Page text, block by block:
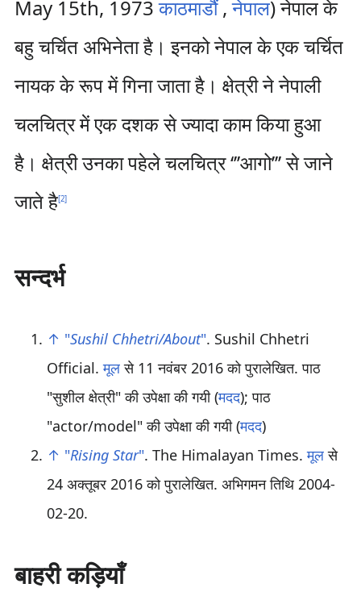
May 15th, 1973काठमाडौं,नेपाल) नेपाल के
बहु चर्चित अभिनेता है। इनको नेपाल के एक चर्चित
नायक के रूप में गिना जाता है। क्षेत्री ने नेपाली
चलचित्र में एक दशक से ज्यादा काम किया हुआ
है। क्षेत्री उनका पहेले चलचित्र ‘’’आगो’’’ से जाने
जाते है[2]
सन्दर्भ
↑ "Sushil Chhetri/About". Sushil Chhetri
Official.मूलसे 11 नवंबर 2016 को पुरालेखित. पाठ
"सुशील क्षेत्री" की उपेक्षा की गयी (मदद);पाठ
"actor/model" की उपेक्षा की गयी (मदद)
↑ "Rising Star". The Himalayan Times.मूलसे
24 अक्तूबर 2016 को पुरालेखित. अभिगमन तिथि 2004-
02-20.
बाहरी कड़ियाँ